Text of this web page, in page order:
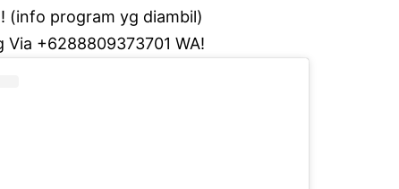
(info program yg diambil)
Via +6288809373701 WA!